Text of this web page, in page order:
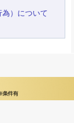
）について